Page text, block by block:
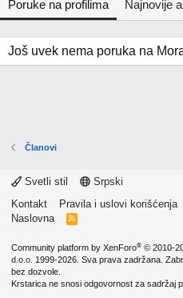
Poruke na profilima Najnovije
Još uvek nema poruka na
Članovi
Svetli stil
Srpski
Kontakt
Pravila i uslovi korišćenja
Naslovna
R
Community platform by XenForo® © 2010-
d.o.o. 1999-2026. Sva prava zadržana.
bez dozvole.
Krstarica ne snosi odgovornost za sadržaj